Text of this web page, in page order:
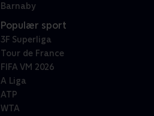
Barnaby
Populær sport
3F Superliga
Tour de France
FIFA VM 2026
A Liga
ATP
WTA